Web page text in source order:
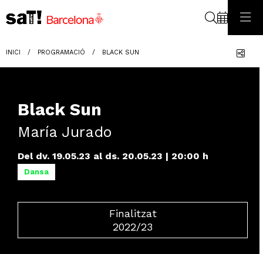
INICI PROGRAMACIÓ BLACK SUN
Black Sun
María Jurado
Del dv. 19.05.23 al ds. 20.05.23 | 20:00 h
Dansa
Finalitzat
2022/23